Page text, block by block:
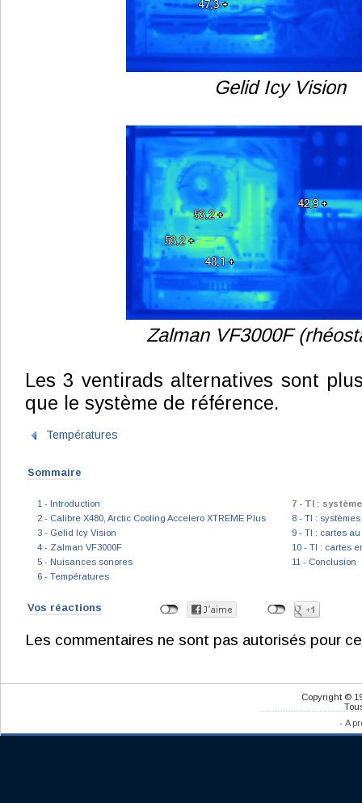
Gelid Icy Vision
Zalman VF3000F
Les 3 ventirads alternatives sont
que le système de référence.
Températures
Sommaire
1 - Introduction
2 - Calibre X480, Arctic Cooling Accelero XTREME Plus
3 - Gelid Icy Vision
4 - Zalman VF3000F
5 - Nuisances sonores
6 - Températures
7 - TI :
8 - TI :
9 - TI : cartes
10 - TI : cartes
11 - Conclusion
Vos réactions
Les commentaires ne sont pas autorisés pour
Copyright ©
- A